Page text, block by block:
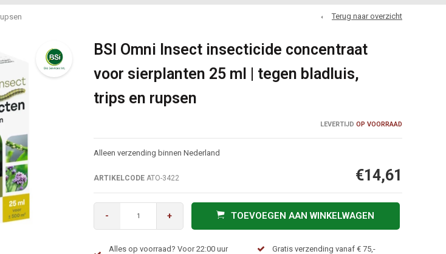
Terug naar overzicht
BSI Omni Insect insecticide concentraat
voor sierplanten 25 ml | tegen bladluis,
trips en rupsen
LEVERTIJD OP VOORRAAD
Alleen verzending binnen Nederland
ARTIKELCODEATO-3422 €14,61
- + TOEVOEGEN AAN WINKELWAGEN
Alles op voorraad? Voor 22:00 uur
Gratis verzending vanaf € 75,-